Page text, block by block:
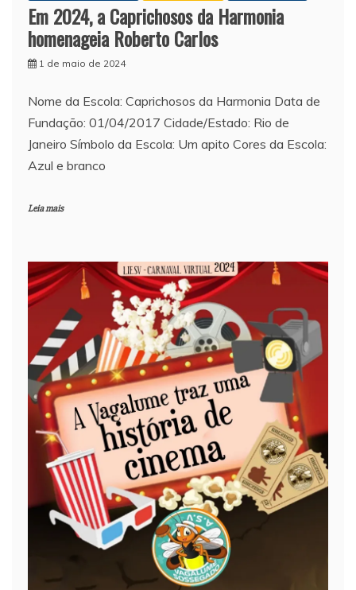
Em 2024, a Caprichosos da Harmonia
homenageia Roberto Carlos
1 de maio de 2024
Nome da Escola: Caprichosos da Harmonia Data de
Fundação: 01/04/2017 Cidade/Estado: Rio de
Janeiro Símbolo da Escola: Um apito Cores da Escola:
Azul e branco
Leia mais